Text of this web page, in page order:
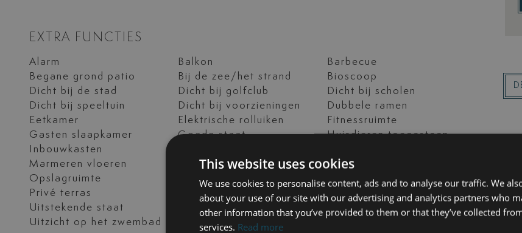
EXTRA FUNCTIES
Alarm Balkon
Barbecue
Begane grond patio
Bij de zee/het strand
Bioscoop
Dicht bij de stad
Dicht bij golfclub
Dicht bij scholen
Dicht bij speeltuin
Dicht bij voorzieningen
Dubbele ramen
Eetkamer
Elektrische rolluiken
Fitnessruimte
Gasten slaapkamer
Goede staat
Huisdieren toegestaan
Inbouwkasten
Marmeren vloeren
Meubels optioneel
Open haard
Opslagruimte
Overdekt terras
Porseleinen vloeren
Privé terras
Separaat appartement
Speelkamer
Uitstekende staat
Uitzicht op de bergen
Uitzicht op de tuin
Uitzicht op het zwembad
Uitzicht op zee
Vloerverwarming
This website uses cookies
We use cookies to personalise content, ads and to analyse our traffic. We
about your use of our site with our advertising and analytics partners who
other information that you’ve provided to them or that they’ve collected
services. Read more